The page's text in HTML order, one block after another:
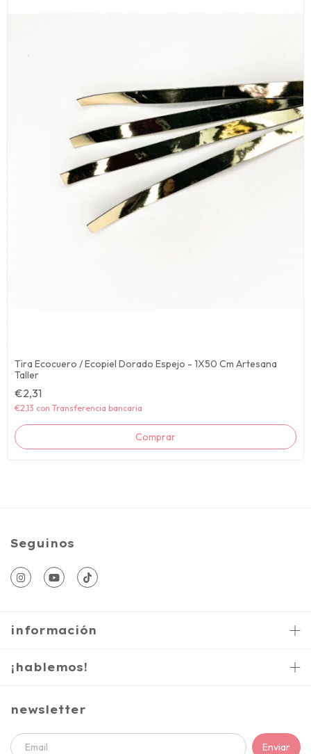
Tira Ecocuero / Ecopiel Dorado Espejo - 1X50 Cm Artesana
Taller
€2,31
€2,13 con Transferencia bancaria
Seguinos
información
¡hablemos!
newsletter